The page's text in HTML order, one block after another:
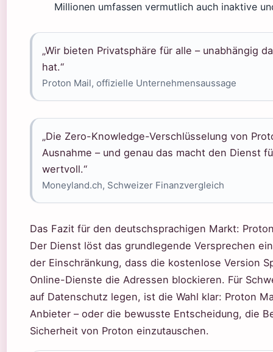
Millionen umfassen vermutlich auch inaktive
„Wir bieten Privatsphäre für alle – unabhängig
hat.“
Proton Mail, offizielle Unternehmensaussage
„Die Zero-Knowledge-Verschlüsselung von
Ausnahme – und genau das macht den Dienst
wertvoll.“
Moneyland.ch, Schweizer Finanzvergleich
Das Fazit für den deutschsprachigen Markt:
Der Dienst löst das grundlegende Versprechen
der Einschränkung, dass die kostenlose Version
Online-Dienste die Adressen blockieren. Für
auf Datenschutz legen, ist die Wahl klar: Proton
Anbieter – oder die bewusste Entscheidung, die
Sicherheit von Proton einzutauschen.